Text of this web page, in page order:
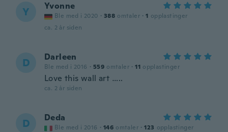
Y Yvonne
Ble med i 2020 · 388 omtaler · 1 opplastinger
ca. 2 år siden
D Darleen
Ble med i 2016 · 559 omtaler · 11 opplastinger
Love this wall art …..
ca. 2 år siden
D Deda
Ble med i 2016 · 146 omtaler · 123 opplastinger